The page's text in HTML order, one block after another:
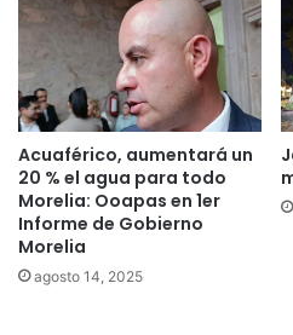
Acuaférico, aumentará un
20 % el agua para todo
Morelia: Ooapas en 1er
Informe de Gobierno
Morelia
agosto 14, 2025